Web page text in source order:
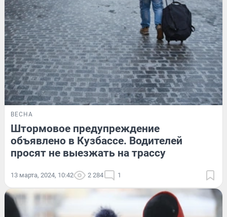
ВЕСНА
Штормовое предупреждение
объявлено в Кузбассе. Водителей
просят не выезжать на трассу
13 марта, 2024, 10:42 2 284 1